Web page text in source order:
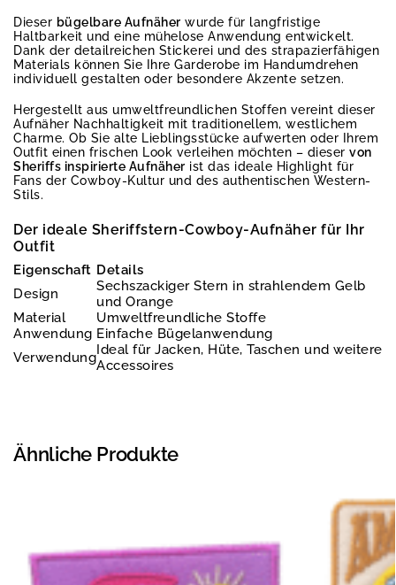
Dieser bügelbare Aufnäher wurde für langfristige
Haltbarkeit und eine mühelose Anwendung entwickelt.
Dank der detailreichen Stickerei und des strapazierfähigen
Materials können Sie Ihre Garderobe im Handumdrehen
individuell gestalten oder besondere Akzente setzen.
Hergestellt aus umweltfreundlichen Stoffen vereint dieser
Aufnäher Nachhaltigkeit mit traditionellem, westlichem
Charme. Ob Sie alte Lieblingsstücke aufwerten oder Ihrem
Outfit einen frischen Look verleihen möchten – dieser von
Sheriffs inspirierte Aufnäher ist das ideale Highlight für
Fans der Cowboy-Kultur und des authentischen Western-
Stils.
Der ideale Sheriffstern-Cowboy-Aufnäher für Ihr
Outfit
Eigenschaft Details
Design
Sechszackiger Stern in strahlendem Gelb
und Orange
Material
Umweltfreundliche Stoffe
Anwendung Einfache Bügelanwendung
VerwendungIdeal für Jacken, Hüte, Taschen und weitere
Accessoires
Ähnliche Produkte